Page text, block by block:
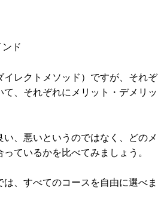
ド
イレクトメソッド）ですが、それぞ
、それぞれにメリット・デメリッ
い、悪いというのではなく、どのメ
ているかを比べてみましょう。
、すべてのコースを自由に選べま